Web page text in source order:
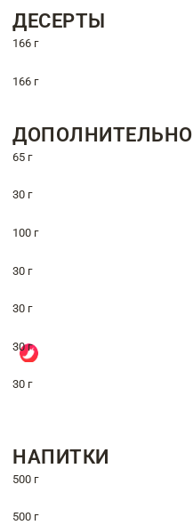
ДЕСЕРТЫ
166 г
166 г
ДОПОЛНИТЕЛЬНО
65 г
30 г
100 г
30 г
30 г
30 г
30 г
НАПИТКИ
500 г
500 г